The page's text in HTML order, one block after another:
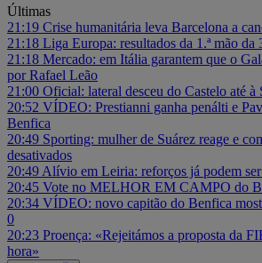
Últimas
21:19 Crise humanitária leva Barcelona a
21:18 Liga Europa: resultados da 1.ª mão da
21:18 Mercado: em Itália garantem que o
por Rafael Leão
21:00 Oficial: lateral desceu do Castelo até à
20:52 VÍDEO: Prestianni ganha penálti e
Benfica
20:49 Sporting: mulher de Suárez reage e
desativados
20:49 Alívio em Leiria: reforços já podem ser
20:45 Vote no MELHOR EM CAMPO do
20:34 VÍDEO: novo capitão do Benfica
0
20:23 Proença: «Rejeitámos a proposta da
hora»